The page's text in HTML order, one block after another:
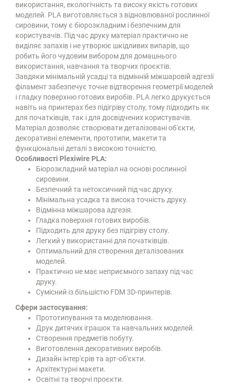
використання, екологічність та високу якість готових
моделей. PLA виготовляється з відновлюваної рослинної
сировини, тому є біорозкладним і безпечним для
користувачів. Під час друку матеріал практично не
виділяє запахів і не утворює шкідливих випарів, що
робить його чудовим вибором для домашнього
використання, навчання та творчих проєктів.
Завдяки мінімальній усадці та відмінній міжшаровій адгезії
філамент забезпечує точне відтворення геометрії моделей
і гладку поверхню готових виробів. PLA легко друкується
навіть на принтерах без підігріву столу, тому підходить як
для початківців, так і для досвідчених користувачів.
Матеріал дозволяє створювати деталізовані об'єкти,
декоративні елементи, прототипи, макети та
функціональні деталі з високою точністю.
Особливості Plexiwire PLA:
Біорозкладний матеріал на основі рослинної
сировини.
Безпечний та нетоксичний під час друку.
Мінімальна усадка та висока точність друку.
Відмінна міжшарова адгезія.
Гладка поверхня готових виробів.
Підходить для друку без підігріву столу.
Легкий у використанні для початківців.
Оптимальний для створення деталізованих
моделей.
Практично не має неприємного запаху під час
друку.
Сумісний із більшістю FDM 3D-принтерів.
Сфери застосування:
Прототипування та моделювання.
Друк дитячих іграшок та навчальних моделей.
Створення предметів побуту.
Виготовлення декоративних виробів.
Дизайн інтер'єрів та арт-об'єкти.
Архітектурні макети.
Освітні та творчі проєкти.